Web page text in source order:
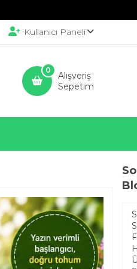
Kullanıcı Paneli
Alışveriş
Sepetim
0